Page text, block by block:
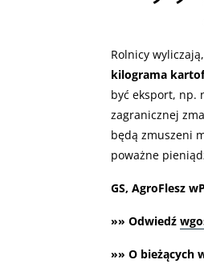
Rolnicy
kilograma
być eksport, np.
zagranicznej
będą zmuszeni
poważne
GS, AgroFlesz
»» Odwiedź
»» O bieżących